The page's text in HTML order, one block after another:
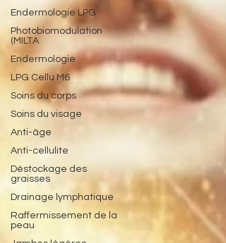
Endermologie LPG
Photobiomodulation
(MILTA
Endermologie
LPG Cellu M6
Soins du corps
Soins du visage
Anti-âge
Anti-cellulite
Déstockage des
graisses
Drainage lymphatique
Raffermissement de la
peau